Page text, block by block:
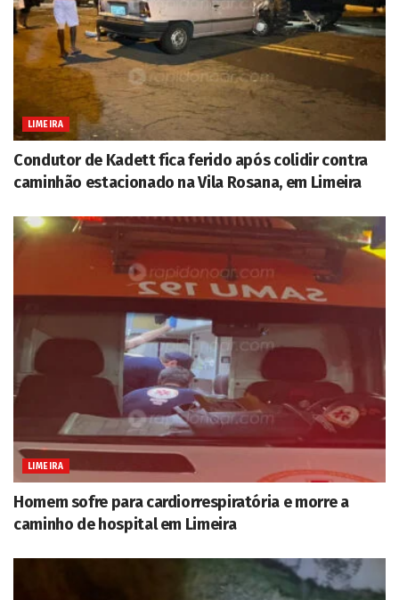
LIMEIRA
Condutor de Kadett fica ferido após colidir contra
caminhão estacionado na Vila Rosana, em Limeira
LIMEIRA
Homem sofre para cardiorrespiratória e morre a
caminho de hospital em Limeira